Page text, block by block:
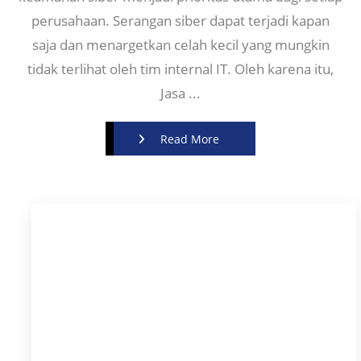
perusahaan. Serangan siber dapat terjadi kapan
saja dan menargetkan celah kecil yang mungkin
tidak terlihat oleh tim internal IT. Oleh karena itu,
Jasa ...
Read More